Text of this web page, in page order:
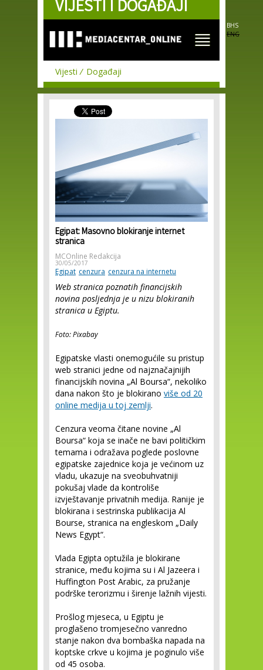
Skip to
main
VIJESTI I DOGAĐAJI
BHS
ENG
Vijesti Događaji
Egipat: Masovno blokiranje internet
stranica
MCOnline Redakcija
30/05/2017
Egipat cenzura cenzura na internetu
Web stranica poznatih financijskih
novina posljednja je u nizu blokiranih
stranica u Egiptu.
Foto: Pixabay
Egipatske vlasti onemogućile su pristup
web stranici jedne od najznačajnijih
financijskih novina „Al Boursa“, nekoliko
dana nakon što je blokirano više od 20
online medija u toj zemlji.
Cenzura veoma čitane novine „Al
Boursa“ koja se inače ne bavi političkim
temama i odražava poglede poslovne
egipatske zajednice koja je većinom uz
vladu, ukazuje na sveobuhvatniji
pokušaj vlade da kontroliše
izvještavanje privatnih medija. Ranije je
blokirana i sestrinska publikacija Al
Bourse, stranica na engleskom „Daily
News Egypt“.
Vlada Egipta optužila je blokirane
stranice, među kojima su i Al Jazeera i
Huffington Post Arabic, za pružanje
podrške terorizmu i širenje lažnih vijesti.
Prošlog mjeseca, u Egiptu je
proglašeno tromjesečno vanredno
stanje nakon dva bombaška napada na
koptske crkve u kojima je poginulo više
od 45 osoba.